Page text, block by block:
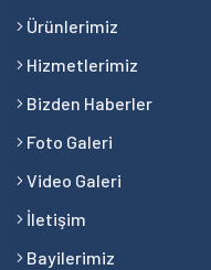
Ürünlerimiz
Hizmetlerimiz
Bizden Haberler
Foto Galeri
Video Galeri
İletişim
Bayilerimiz